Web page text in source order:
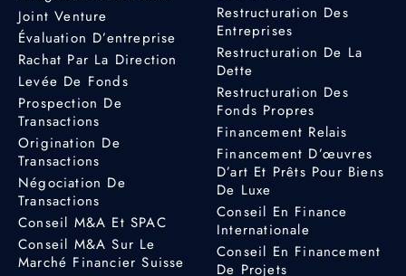
Joint Venture
Évaluation D’entreprise
Rachat Par La Direction
Levée De Fonds
Prospection De
Transactions
Origination De
Transactions
Négociation De
Transactions
Conseil M&A Et SPAC
Conseil M&A Sur Le
Marché Financier Suisse
Restructuration Des
Entreprises
Restructuration De La
Dette
Restructuration Des
Fonds Propres
Financement Relais
Financement D’œuvres
D’art Et Prêts Pour Biens
De Luxe
Conseil En Finance
Internationale
Conseil En Financement
De Projets